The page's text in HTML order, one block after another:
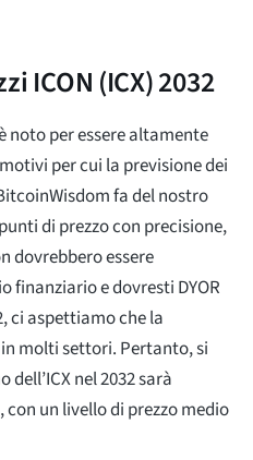
ICON (ICX) 2032
noto per essere altamente
per cui la previsione dei
fa del nostro
di prezzo con precisione,
dovrebbero essere
finanziario e dovresti DYOR
ci aspettiamo che la
molti settori. Pertanto, si
dell’ICX nel 2032 sarà
con un livello di prezzo medio